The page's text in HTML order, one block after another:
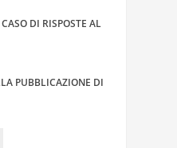
DI RISPOSTE AL
PUBBLICAZIONE DI